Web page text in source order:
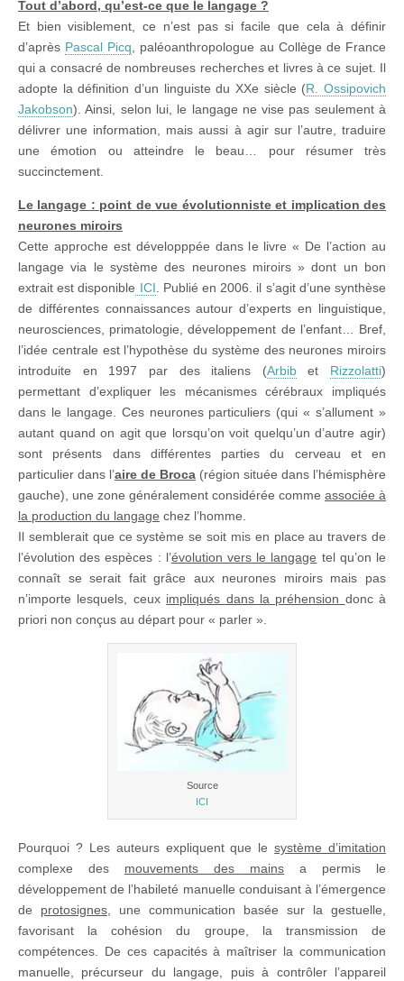
Tout d’abord, qu’est-ce que le langage ?
Et bien visiblement, ce n’est pas si facile que cela à définir
d’après Pascal Picq , paléoanthropologue au Collège de France
qui a consacré de nombreuses recherches et livres à ce sujet. Il
adopte la définition d’un linguiste du XXe siècle (R. Ossipovich
Jakobson). Ainsi, selon lui, le langage ne vise pas seulement à
délivrer une information, mais aussi à agir sur l’autre, traduire
une émotion ou atteindre le beau… pour résumer très
succinctement.
Le langage : point de vue évolutionniste et implication des
neurones miroirs
Cette approche est développpée dans le livre « De l’action au
langage via le système des neurones miroirs » dont un bon
extrait est disponible ICI . Publié en 2006. il s’agit d’une synthèse
de différentes connaissances autour d’experts en linguistique,
neurosciences, primatologie, développement de l’enfant… Bref,
l’idée centrale est l’hypothèse du système des neurones miroirs
introduite en 1997 par des italiens (Arbibet Rizzolatti)
permettant d’expliquer les mécanismes cérébraux impliqués
dans le langage. Ces neurones particuliers (qui « s’allument »
autant quand on agit que lorsqu’on voit quelqu’un d’autre agir)
sont présents dans différentes parties du cerveau et en
particulier dans l’aire de Broca (région située dans l’hémisphère
gauche), une zone généralement considérée comme associée à
la production du langage chez l’homme.
Il semblerait que ce système se soit mis en place au travers de
l’évolution des espèces : l’évolution vers le langage tel qu’on le
connaît se serait fait grâce aux neurones miroirs mais pas
n’importe lesquels, ceux impliqués dans la préhension donc à
priori non conçus au départ pour « parler ».
Source
ICI
Pourquoi ? Les auteurs expliquent que lesystème d’imitation
complexe des mouvements des mains a permis le
développement de l’habileté manuelle conduisant à l’émergence
de protosignes , une communication basée sur la gestuelle,
favorisant la cohésion du groupe, la transmission de
compétences. De ces capacités à maîtriser la communication
manuelle, précurseur du langage, puis à contrôler l’appareil